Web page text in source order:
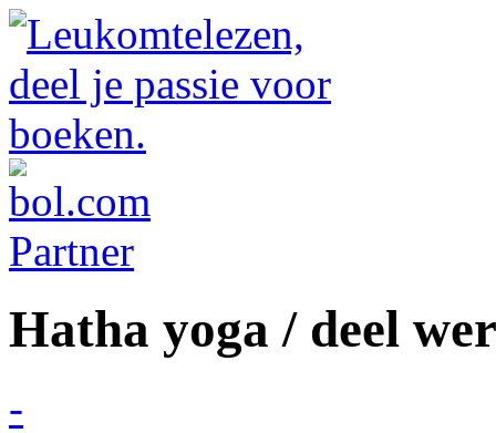
Hatha yoga / deel
-